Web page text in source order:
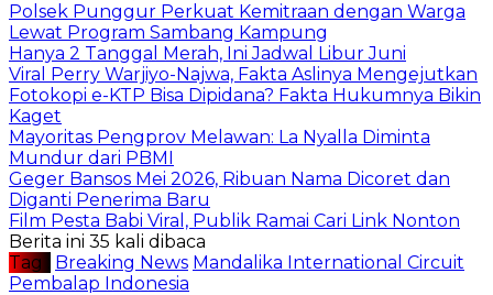
Polsek Punggur Perkuat Kemitraan dengan Warga
Lewat Program Sambang Kampung
Hanya 2 Tanggal Merah, Ini Jadwal Libur Juni
Viral Perry Warjiyo-Najwa, Fakta Aslinya Mengejutkan
Fotokopi e-KTP Bisa Dipidana? Fakta Hukumnya Bikin
Kaget
Mayoritas Pengprov Melawan: La Nyalla Diminta
Mundur dari PBMI
Geger Bansos Mei 2026, Ribuan Nama Dicoret dan
Diganti Penerima Baru
Film Pesta Babi Viral, Publik Ramai Cari Link Nonton
Berita ini 35 kali dibaca
Tag :
Breaking News Mandalika International Circuit
Pembalap Indonesia